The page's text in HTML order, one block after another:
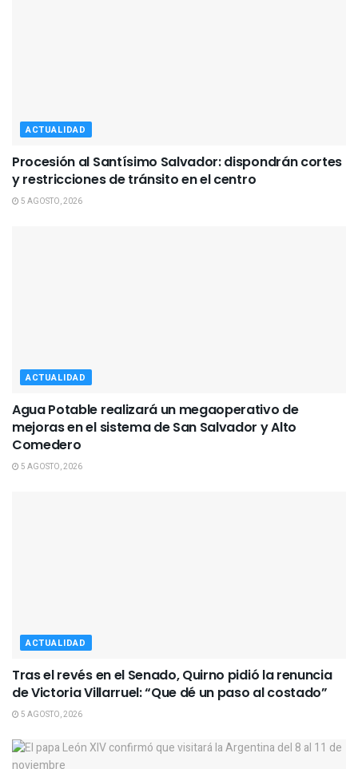
ACTUALIDAD
Procesión al Santísimo Salvador: dispondrán cortes
y restricciones de tránsito en el centro
5 AGOSTO, 2026
ACTUALIDAD
Agua Potable realizará un megaoperativo de
mejoras en el sistema de San Salvador y Alto
Comedero
5 AGOSTO, 2026
ACTUALIDAD
Tras el revés en el Senado, Quirno pidió la renuncia
de Victoria Villarruel: “Que dé un paso al costado”
5 AGOSTO, 2026